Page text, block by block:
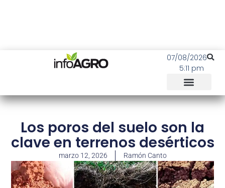
07/08/2026
5:11 pm
Los poros del suelo son la
clave en terrenos desérticos
marzo 12, 2026 Ramón Canto